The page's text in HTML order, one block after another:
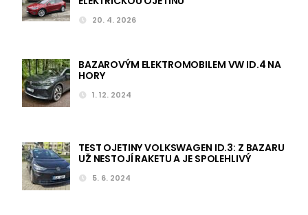
20. 4. 2026
BAZAROVÝM ELEKTROMOBILEM VW ID.4 NA
HORY
1. 12. 2024
TEST OJETINY VOLKSWAGEN ID.3: Z BAZARU
UŽ NESTOJÍ RAKETU A JE SPOLEHLIVÝ
5. 6. 2024